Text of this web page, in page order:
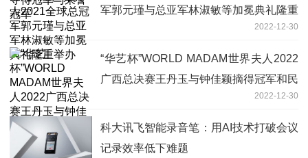
军郭元瑾与总亚军林淑敏等加冕典礼隆重
2022-12-30
“华艺杯”WORLD MADAM世界夫人2022
广西总决赛王丹玉与钟佳颖摘得冠军和民
2022-12-30
科大讯飞智能录音笔：用AI技术打破会议
记录效率低下难题